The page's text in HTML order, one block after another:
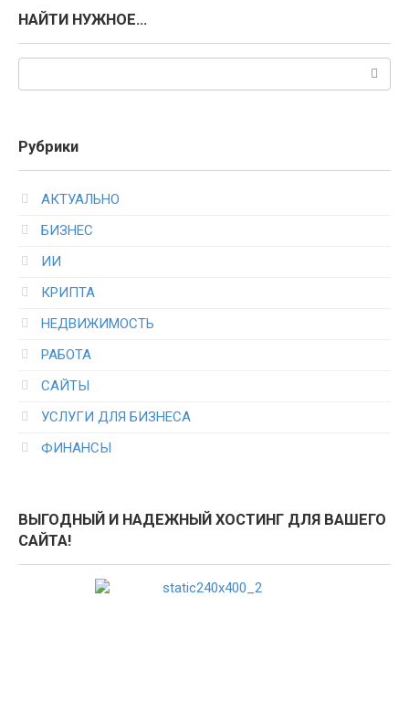
НАЙТИ НУЖНОЕ…
Рубрики
АКТУАЛЬНО
БИЗНЕС
ИИ
КРИПТА
НЕДВИЖИМОСТЬ
РАБОТА
САЙТЫ
УСЛУГИ ДЛЯ БИЗНЕСА
ФИНАНСЫ
ВЫГОДНЫЙ И НАДЕЖНЫЙ ХОСТИНГ ДЛЯ ВАШЕГО
САЙТА!